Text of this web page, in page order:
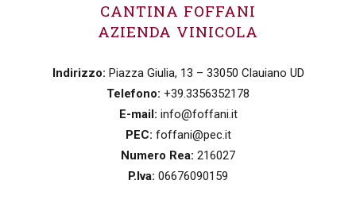
CANTINA FOFFANI
AZIENDA VINICOLA
Indirizzo: Piazza Giulia, 13 – 33050 Clauiano UD
Telefono: +39.3356352178
E-mail: info@foffani.it
PEC: foffani@pec.it
Numero Rea: 216027
P.Iva: 06676090159